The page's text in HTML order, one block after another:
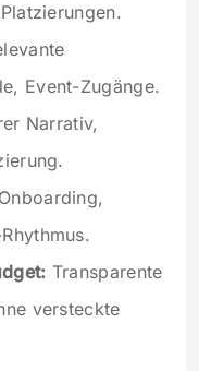
Event-Zugänge.
Narrativ,
Onboarding,
Transparente
versteckte